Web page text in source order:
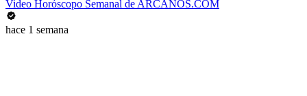
Video Horóscopo Semanal de ARCANOS.COM
hace 1 semana